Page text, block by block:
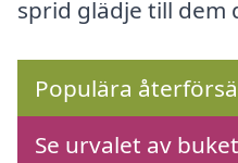
sprid glädje till dem
Populära
Se urvalet av